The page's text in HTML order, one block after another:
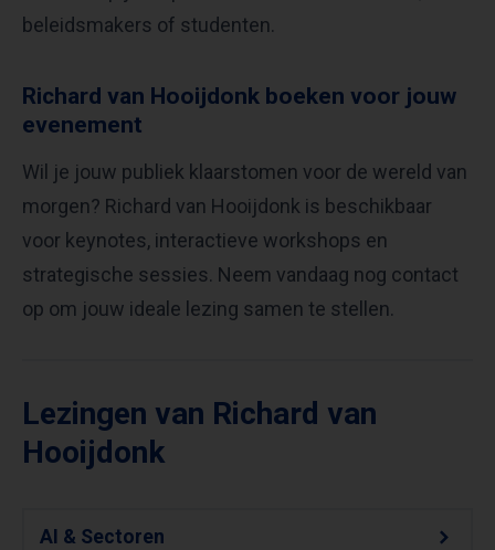
beleidsmakers of studenten.
Richard van Hooijdonk boeken voor jouw
evenement
Wil je jouw publiek klaarstomen voor de wereld van
morgen? Richard van Hooijdonk is beschikbaar
voor keynotes, interactieve workshops en
strategische sessies. Neem vandaag nog contact
op om jouw ideale lezing samen te stellen.
Lezingen van Richard van
Hooijdonk
AI & Sectoren